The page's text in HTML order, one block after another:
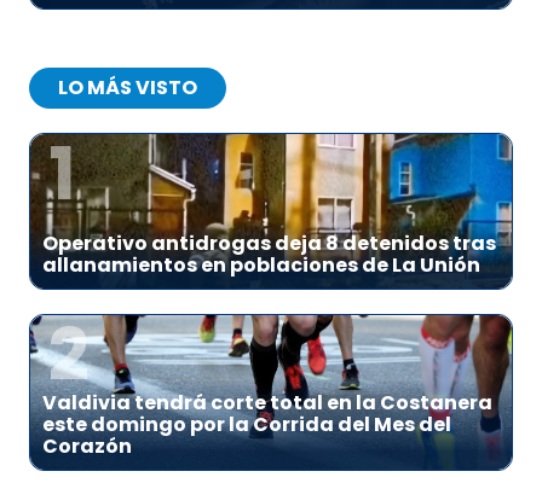
LO MÁS VISTO
1
Operativo antidrogas deja 8 detenidos tras
allanamientos en poblaciones de La Unión
2
Valdivia tendrá corte total en la Costanera
este domingo por la Corrida del Mes del
Corazón